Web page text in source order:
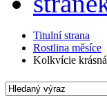
Titulní strana
Rostlina měsíce
Kolkvície krásná